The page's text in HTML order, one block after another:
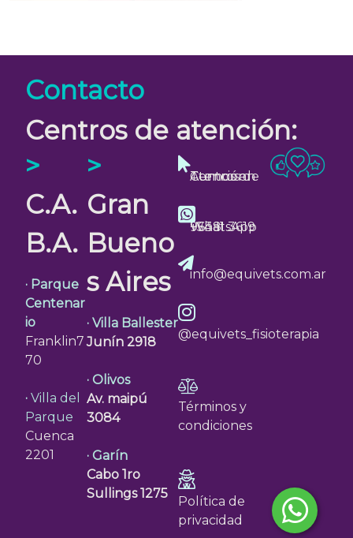
Contacto
Centros de atención:
>
C.A.
B.A.
· Parque
Centenar
io
Franklin7
70
· Villa del
Parque
Cuenca
2201
>
Gran
Bueno
s Aires
· Villa Ballester
Junín 2918
· Olivos
Av. maipú
3084
· Garín
Cabo 1ro
Sullings 1275
Turnos en Centros de Atención
WhatsApp
+54 11 3619 9638
info@equivets.com.ar
@equivets_fisioterapia
Términos y
condiciones
Política de
privacidad